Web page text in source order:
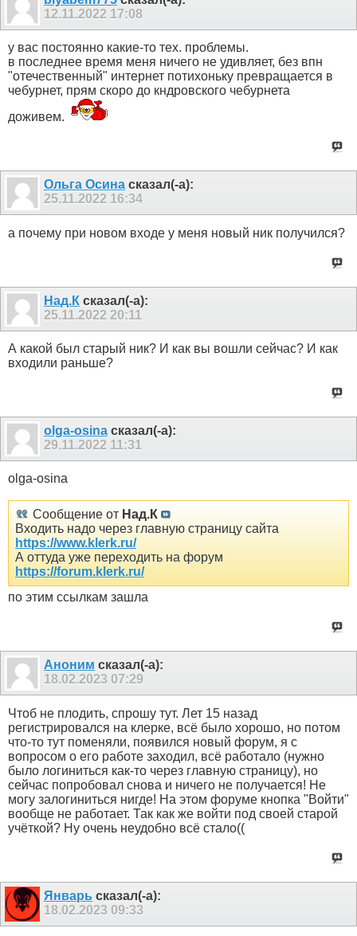
12.11.2022 17:08
у вас постоянно какие-то тех. проблемы.
в последнее время меня ничего не удивляет, без впн
"отечественный" интернет потихоньку превращается в
чебурнет, прям скоро до кндровского чебурнета
доживем.
Ольга Осина сказал(-а):
25.11.2022 16:34
а почему при новом входе у меня новый ник получился?
Над.К сказал(-а):
25.11.2022 20:11
А какой был старый ник? И как вы вошли сейчас? И как
входили раньше?
olga-osina сказал(-а):
29.11.2022 11:31
olga-osina
Сообщение от Над.К
Входить надо через главную страницу сайта
https://www.klerk.ru/
А оттуда уже переходить на форум
https://forum.klerk.ru/
по этим ссылкам зашла
Аноним сказал(-а):
18.02.2023 07:29
Чтоб не плодить, спрошу тут. Лет 15 назад
регистрировался на клерке, всё было хорошо, но потом
что-то тут поменяли, появился новый форум, я с
вопросом о его работе заходил, всё работало (нужно
было логиниться как-то через главную страницу), но
сейчас попробовал снова и ничего не получается! Не
могу залогиниться нигде! На этом форуме кнопка "Войти"
вообще не работает. Так как же войти под своей старой
учёткой? Ну очень неудобно всё стало((
Январь сказал(-а):
18.02.2023 09:33